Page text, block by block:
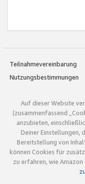
Teilnahmevereinbarung
Nutzungsbestimmungen
Auf dieser Website
(zusammenfassend
anzubieten,
Deiner Einstellungen,
Bereitstellung von
können Cookies für
zu erfahren, wie